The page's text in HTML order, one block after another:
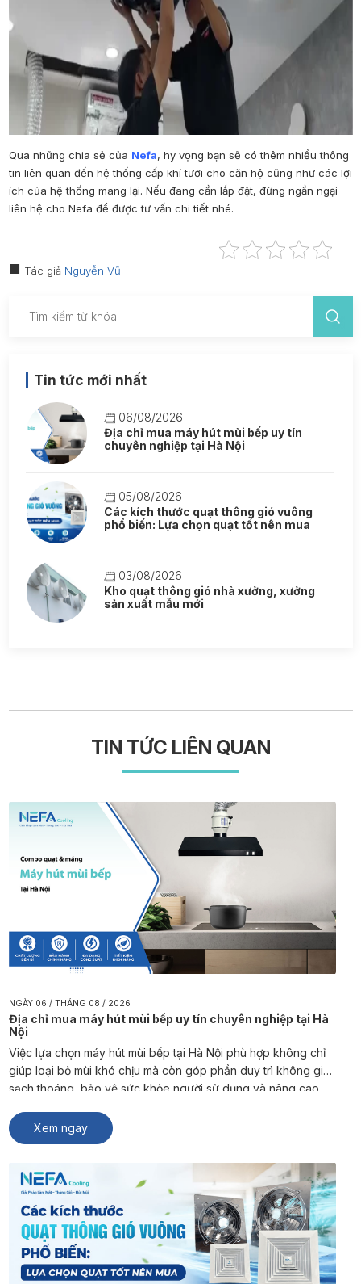
Qua những chia sẻ của Nefa, hy vọng bạn sẽ có thêm nhiều thông
tin liên quan đến hệ thống cấp khí tươi cho căn hộcũng như các lợi
ích của hệ thống mang lại. Nếu đang cần lắp đặt, đừng ngần ngại
liên hệ cho Nefa để được tư vấn chi tiết nhé.
Tác giả Nguyễn Vũ
Tin tức mới nhất
06/08/2026
Địa chỉ mua máy hút mùi bếp uy tín
chuyên nghiệp tại Hà Nội
05/08/2026
Các kích thước quạt thông gió vuông
phổ biến: Lựa chọn quạt tốt nên mua
03/08/2026
Kho quạt thông gió nhà xưởng, xưởng
sản xuất mẫu mới
TIN TỨC LIÊN QUAN
NGÀY 06 / THÁNG 08 / 2026
Địa chỉ mua máy hút mùi bếp uy tín chuyên nghiệp tại Hà
Nội
Việc lựa chọn máy hút mùi bếp tại Hà Nội phù hợp không chỉ
giúp loại bỏ mùi khó chịu mà còn góp phần duy trì không gian
sạch thoáng, bảo vệ sức khỏe người sử dụng và nâng cao
chuyên sản xuất và […]
Xem ngay